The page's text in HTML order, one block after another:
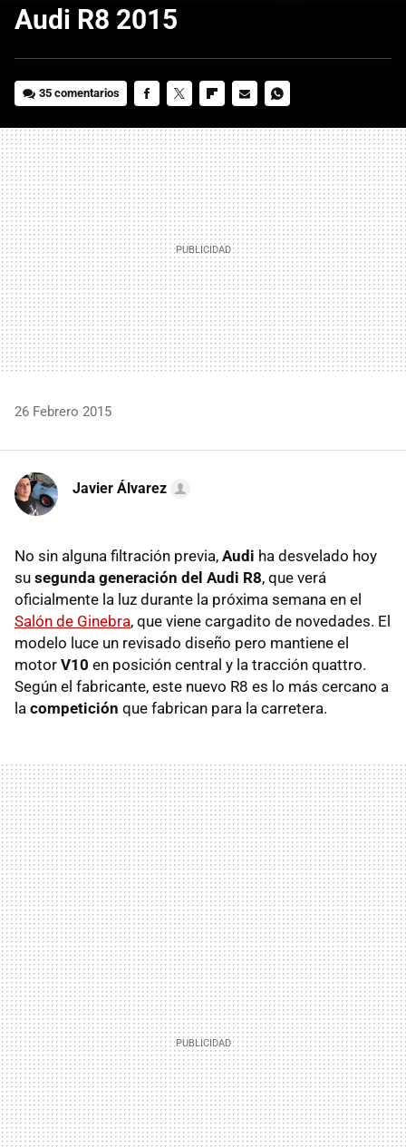
Audi R8 2015
35 comentarios
MAIL
26 Febrero 2015
Javier Álvarez
No sin alguna filtración previa, Audi ha desvelado hoy
su segunda generación del Audi R8, que verá
oficialmente la luz durante la próxima semana en el
Salón de Ginebra, que viene cargadito de novedades. El
modelo luce un revisado diseño pero mantiene el
motor V10 en posición central y la tracción quattro.
Según el fabricante, este nuevo R8 es lo más cercano a
la competición que fabrican para la carretera.